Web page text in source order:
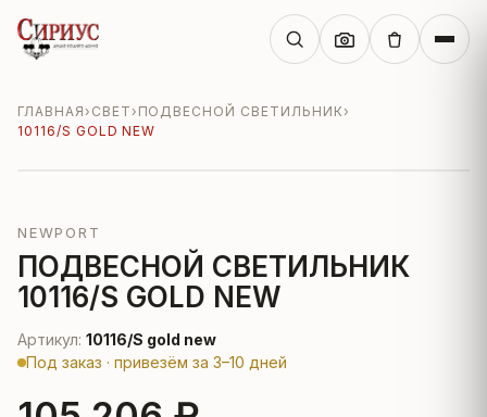
ГЛАВНАЯ› СВЕТ› ПОДВЕСНОЙ СВЕТИЛЬНИК›
10116/S GOLD NEW
NEWPORT
ПОДВЕСНОЙ СВЕТИЛЬНИК
10116/S GOLD NEW
Артикул: 10116/S gold new
Под заказ · привезём за 3–10 дней